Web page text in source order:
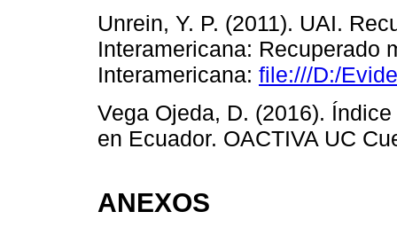
Unrein, Y. P. (2011). UAI.
Interamericana: Recuperado
Interamericana: file:///D:/
Vega Ojeda, D. (2016).
en Ecuador. OACTIVA UC
ANEXOS